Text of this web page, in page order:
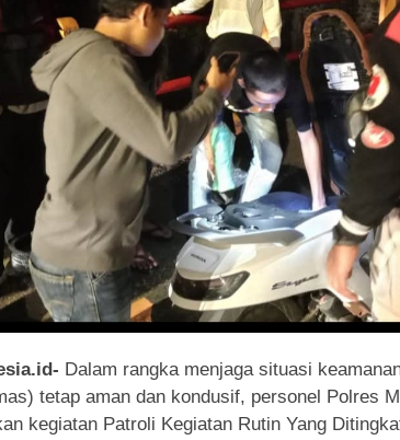
Dalam rangka menjaga situasi
tetap aman dan kondusif, personel Polres
kegiatan Patroli Kegiatan Rutin Yang